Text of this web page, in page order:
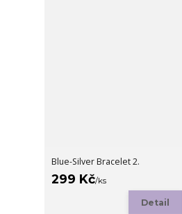
Blue-Silver Bracelet 2.
299 Kč/ks
Detail